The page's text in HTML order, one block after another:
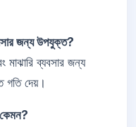
জন্য উপযুক্ত?
ব্যবসার জন্য
দেয়।